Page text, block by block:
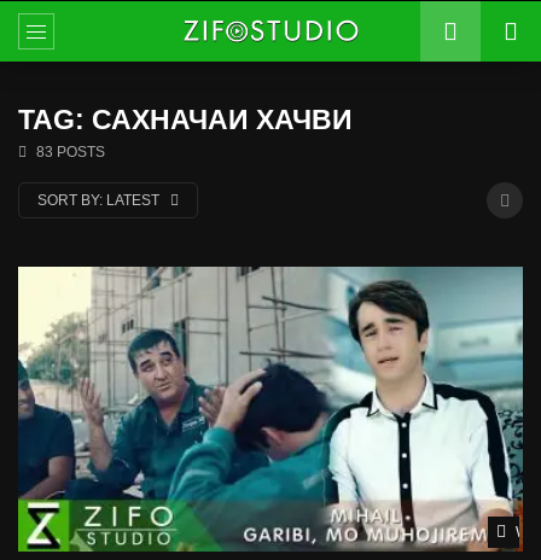
TAG: САХНАЧАИ ХАЧВИ
83 POSTS
SORT BY: LATEST